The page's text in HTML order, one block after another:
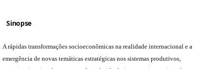
Sinopse
A rápidas transformações socioeconômicas na realidade internacional e a
emergência de novas temáticas estratégicas nos sistemas produtivos,